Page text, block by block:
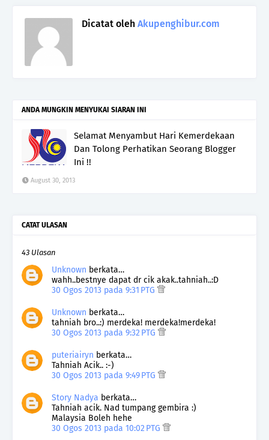
Dicatat oleh Akupenghibur.com
ANDA MUNGKIN MENYUKAI SIARAN INI
Selamat Menyambut Hari Kemerdekaan
Dan Tolong Perhatikan Seorang Blogger
Ini !!
August 30, 2013
CATAT ULASAN
43 Ulasan
Unknown berkata…
wahh..bestnye dapat dr cik akak..tahniah..:D
30 Ogos 2013 pada 9:31 PTG
Unknown berkata…
tahniah bro..:) merdeka! merdeka!merdeka!
30 Ogos 2013 pada 9:32 PTG
puteriairyn berkata…
Tahniah Acik.. :-)
30 Ogos 2013 pada 9:49 PTG
Story Nadya berkata…
Tahniah acik. Nad tumpang gembira :)
Malaysia Boleh hehe
30 Ogos 2013 pada 10:02 PTG